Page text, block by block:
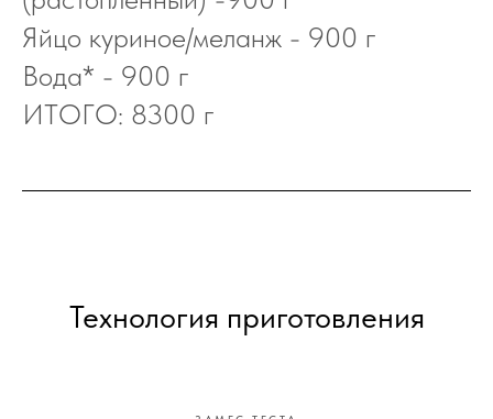
Яйцо куриное/меланж - 900 г
Вода* - 900 г
ИТОГО: 8300 г
Технология приготовления